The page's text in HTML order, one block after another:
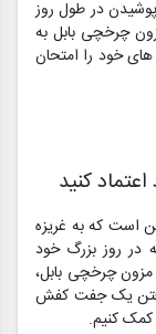
پوشیدن در طول روز
چرخچی بابل به
خود را امتحان
کنید
است که به غریزه
در روز بزرگ خود
چرخچی بابل،
یک جفت کفش
کنیم.